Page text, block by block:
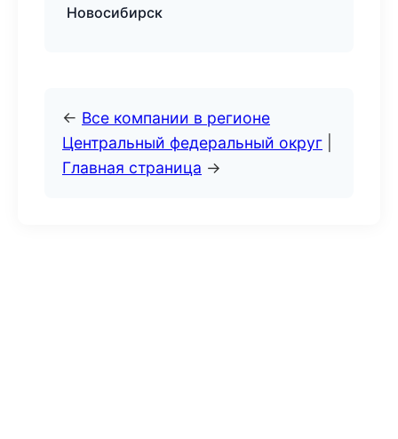
Новосибирск
← Все компании в регионе
Центральный федеральный округ
Главная страница →